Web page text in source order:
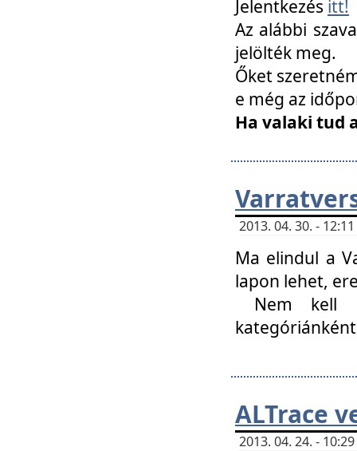
Jelentkezés itt!
Az alábbi
jelölték meg.
Őket
e még az
Ha valaki tud
2013. 04. 30. -
Ma elindul a
lapon lehet,
Nem kell
ALTrace
2013. 04. 24. -